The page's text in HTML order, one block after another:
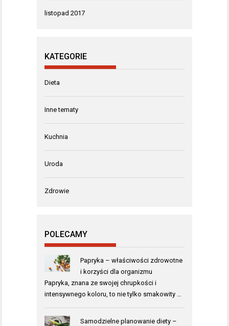
listopad 2017
KATEGORIE
Dieta
Inne tematy
Kuchnia
Uroda
Zdrowie
POLECAMY
Papryka – właściwości zdrowotne
i korzyści dla organizmu
Papryka, znana ze swojej chrupkości i
intensywnego koloru, to nie tylko smakowity …
Samodzielne planowanie diety –